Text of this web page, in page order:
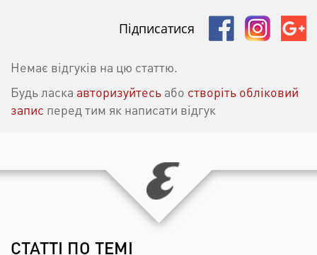
Підписатися
Немає відгуків на цю статтю.
Будь ласка авторизуйтесь або створіть обліковий
запис перед тим як написати відгук
СТАТТІ ПО ТЕМІ